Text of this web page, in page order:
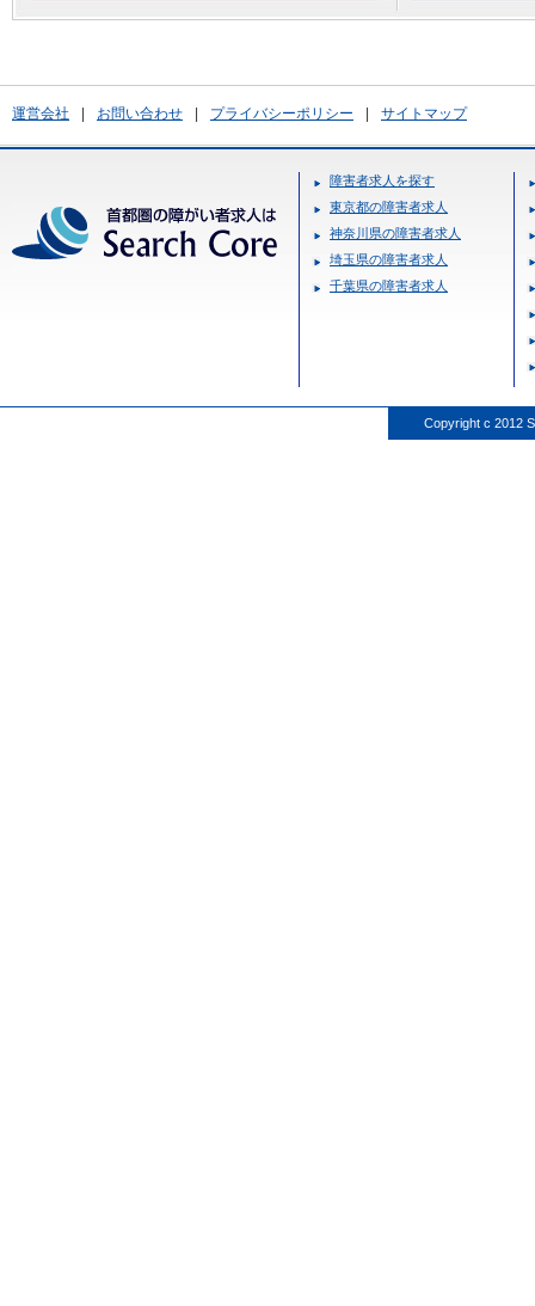
運営会社 お問い合わせ プライバシーポリシー サイトマップ
障害者求人を探す
東京都の障害者求人
神奈川県の障害者求人
埼玉県の障害者求人
千葉県の障害者求人
Copyright c 2012